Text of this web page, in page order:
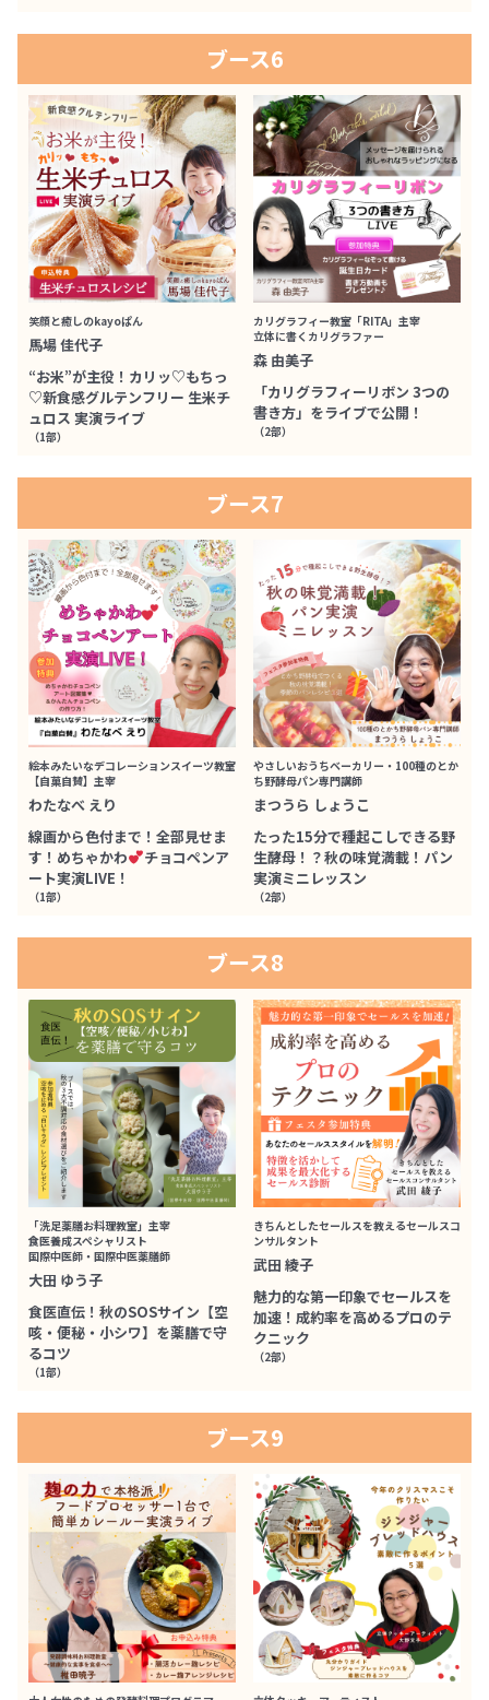
ブース6
笑顔と癒しのkayoぱん
馬場 佳代子
“お米”が主役！カリッ♡もちっ
♡新食感グルテンフリー 生米チ
ュロス 実演ライブ
（1部）
カリグラフィー教室「RITA」主宰
立体に書くカリグラファー
森 由美子
「カリグラフィーリボン 3つの
書き方」をライブで公開！
（2部）
ブース7
絵本みたいなデコレーションスイーツ教室
【自菓自賛】主宰
わたなべ えり
線画から色付まで！全部見せま
す！めちゃかわ
チョコペンア
ート実演LIVE！
（1部）
やさしいおうちベーカリー・100種のとか
ち野酵母パン専門講師
まつうら しょうこ
たった15分で種起こしできる野
生酵母！？秋の味覚満載！パン
実演ミニレッスン
（2部）
ブース8
「洗足薬膳お料理教室」主宰
食医養成スペシャリスト
国際中医師・国際中医薬膳師
大田 ゆう子
食医直伝！秋のSOSサイン【空
咳・便秘・小シワ】を薬膳で守
るコツ
（1部）
きちんとしたセールスを教えるセールスコ
ンサルタント
武田 綾子
魅力的な第一印象でセールスを
加速！成約率を高めるプロのテ
クニック
（2部）
ブース9